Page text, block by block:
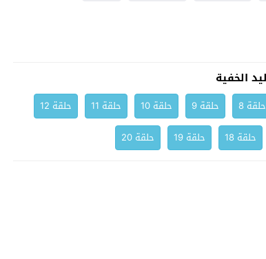
الخفية
حلقة 8 حلقة 9 حلقة 10 حلقة 11
حلقة 12
حلقة 18 حلقة 19 حلقة 20